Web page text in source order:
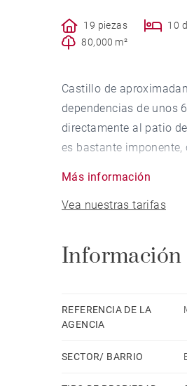
19 piezas 10
80,000 m²
Castillo de
dependencias de unos
directamente al patio
es bastante imponente,
del Líbano, magnolias,
establos y paddocks.
m), un leñero y garajes.
En el planta baja del
con chimenea, un
dormitorio con baño.
En la primera planta,
Más información
Vea nuestras tarifas
Información
REFERENCIA DE LA
AGENCIA
SECTOR/ BARRIO